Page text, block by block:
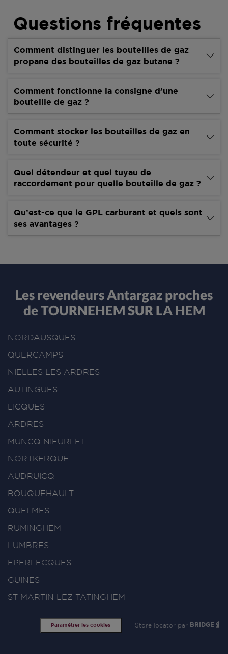
Questions fréquentes
Comment distinguer les bouteilles de gaz
propane des bouteilles de gaz butane ?
Comment fonctionne la consigne d’une
bouteille de gaz ?
Comment stocker les bouteilles de gaz en
toute sécurité ?
Quel détendeur et quel tuyau de
raccordement pour quelle bouteille de gaz ?
Qu’est-ce que le GPL carburant et quels sont
ses avantages ?
Les revendeurs Antargaz proches
de TOURNEHEM SUR LA HEM
NORDAUSQUES
QUERCAMPS
NIELLES LES ARDRES
AUTINGUES
LICQUES
ARDRES
MUNCQ NIEURLET
NORTKERQUE
AUDRUICQ
BOUQUEHAULT
QUELMES
RUMINGHEM
LUMBRES
EPERLECQUES
GUINES
ST MARTIN LEZ TATINGHEM
Paramétrer les cookies Store locator par BRIDGE